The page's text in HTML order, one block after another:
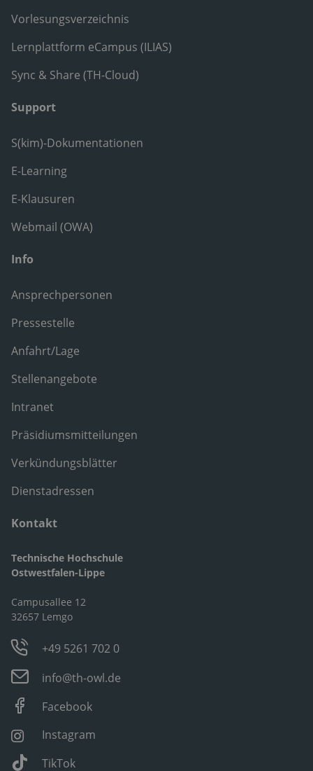
Vorlesungsverzeichnis
Lernplattform eCampus (ILIAS)
Sync & Share (TH-Cloud)
Support
S(kim)-Dokumentationen
E-Learning
E-Klausuren
Webmail (OWA)
Info
Ansprechpersonen
Pressestelle
Anfahrt/Lage
Stellenangebote
Intranet
Präsidiumsmitteilungen
Verkündungsblätter
Dienstadressen
Kontakt
Technische Hochschule
Ostwestfalen-Lippe
Campusallee 12
32657 Lemgo
+49 5261 702 0
info@th-owl.de
Facebook
Instagram
TikTok